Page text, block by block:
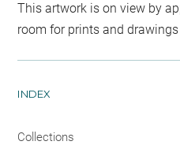
This artwork is on view by
room for prints and drawings
INDEX
Collections